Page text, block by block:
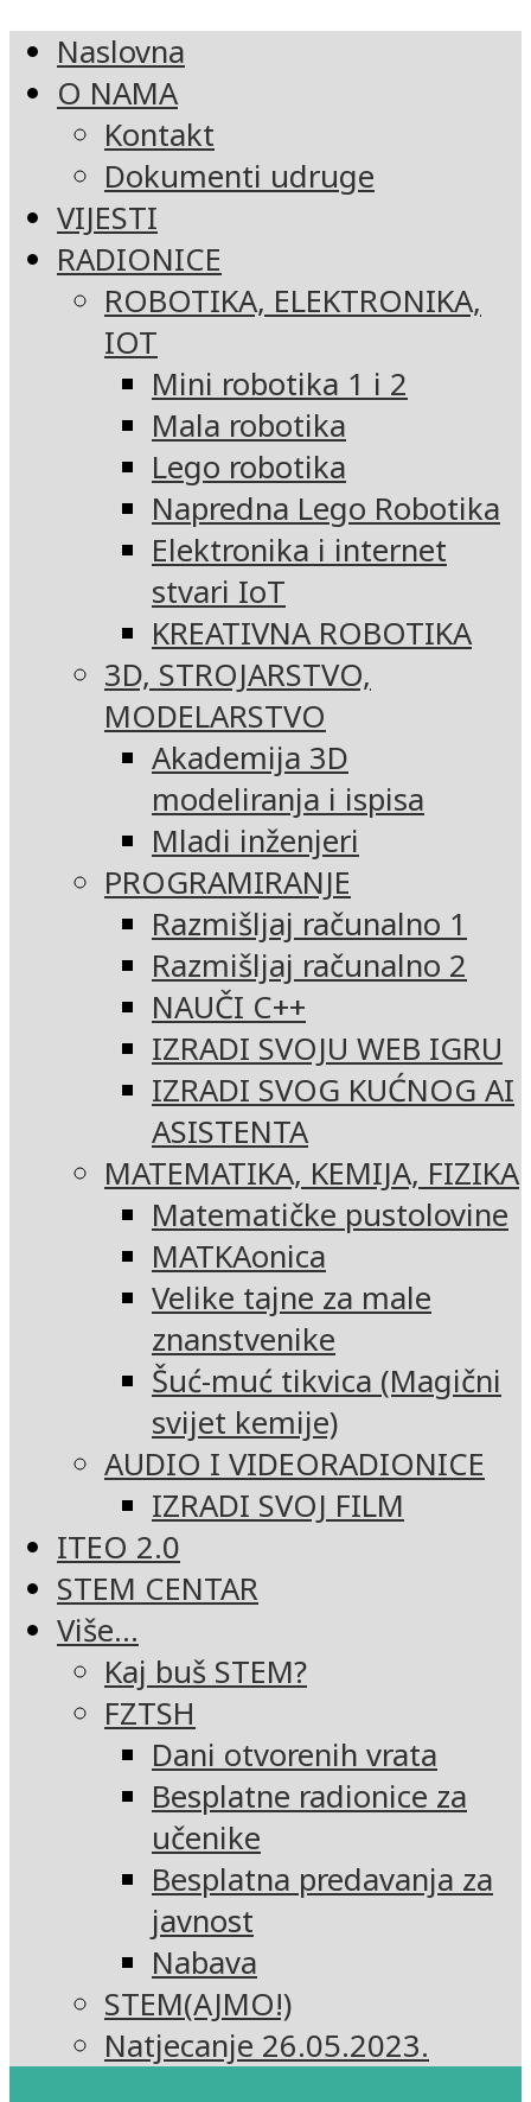
Naslovna
O NAMA
Kontakt
Dokumenti udruge
VIJESTI
RADIONICE
ROBOTIKA, ELEKTRONIKA,
IOT
Mini robotika 1 i 2
Mala robotika
Lego robotika
Napredna Lego Robotika
Elektronika i internet
stvari IoT
KREATIVNA ROBOTIKA
3D, STROJARSTVO,
MODELARSTVO
Akademija 3D
modeliranja i ispisa
Mladi inženjeri
PROGRAMIRANJE
Razmišljaj računalno 1
Razmišljaj računalno 2
NAUČI C++
IZRADI SVOJU WEB IGRU
IZRADI SVOG KUĆNOG AI
ASISTENTA
MATEMATIKA, KEMIJA, FIZIKA
Matematičke pustolovine
MATKAonica
Velike tajne za male
znanstvenike
Šuć-muć tikvica (Magični
svijet kemije)
AUDIO I VIDEORADIONICE
IZRADI SVOJ FILM
ITEO 2.0
STEM CENTAR
Više…
Kaj buš STEM?
FZTSH
Dani otvorenih vrata
Besplatne radionice za
učenike
Besplatna predavanja za
javnost
Nabava
STEM(AJMO!)
Natjecanje 26.05.2023.